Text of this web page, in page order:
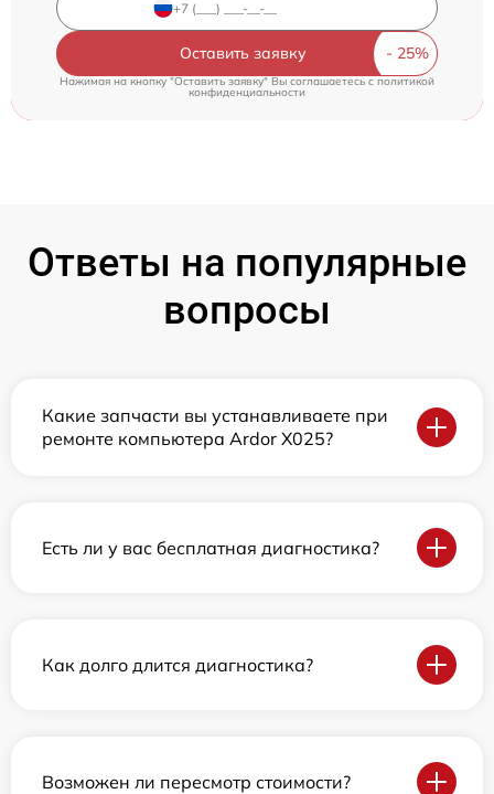
Оставить заявку
Нажимая на кнопку "Оставить заявку" Вы соглашаетесь cполитикой
конфиденциальности
Ответы на популярные
вопросы
Какие запчасти вы устанавливаете при
ремонте компьютера Ardor X025?
Есть ли у вас бесплатная диагностика?
Как долго длится диагностика?
Возможен ли пересмотр стоимости?